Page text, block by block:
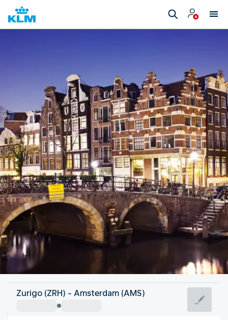
Olanda
Amsterdam
Zurigo (ZRH) - Amsterdam (AMS)